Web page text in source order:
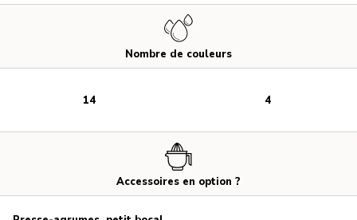
Nombre de couleurs
Accessoires en option ?
14 4